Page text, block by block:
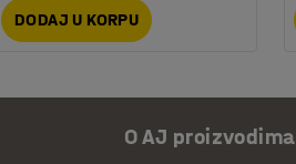
DODAJ U KORPU
O AJ proizvodima